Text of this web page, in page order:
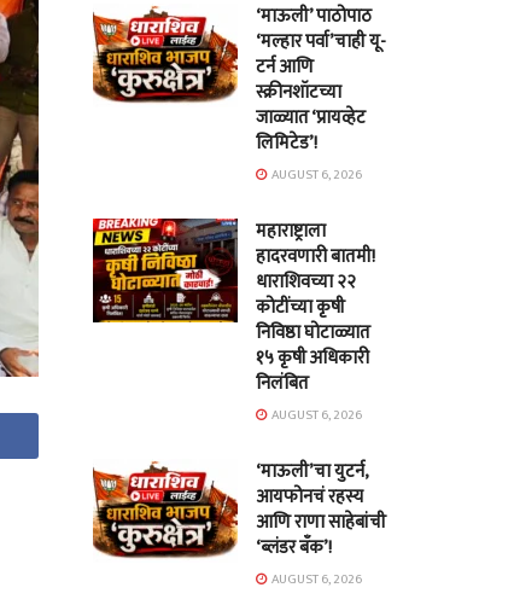
‘माऊली’ पाठोपाठ
‘मल्हार पर्वा’चाही यू-
टर्न आणि
स्क्रीनशॉटच्या
जाळ्यात ‘प्रायव्हेट
लिमिटेड’!
AUGUST 6, 2026
महाराष्ट्राला
हादरवणारी बातमी!
धाराशिवच्या २२
कोटींच्या कृषी
निविष्ठा घोटाळ्यात
१५ कृषी अधिकारी
निलंबित
AUGUST 6, 2026
‘माऊली’चा युटर्न,
आयफोनचं रहस्य
आणि राणा साहेबांची
‘ब्लंडर बँक’!
AUGUST 6, 2026